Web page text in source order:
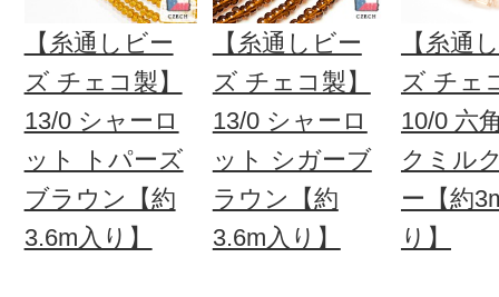
【糸通しビー
ズ チェコ製】
13/0 シャーロ
ット トパーズ
ブラウン【約
3.6m入り】
【糸通しビー
ズ チェコ製】
13/0 シャーロ
ット シガーブ
ラウン【約
3.6m入り】
【糸通
ズ チェ
10/0 六
クミル
ー【約
り】